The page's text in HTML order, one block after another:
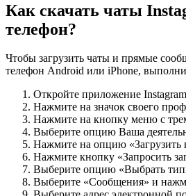
Как скачать чаты
телефон?
Чтобы загрузить чаты и прямые
телефон Android или iPhone,
Откройте приложение
Нажмите на значок своего
Нажмите на кнопку меню с
Выберите опцию Ваша
Нажмите на опцию
Нажмите кнопку «Запросить
Выберите опцию «Выбрать
Выберите «Сообщения» и